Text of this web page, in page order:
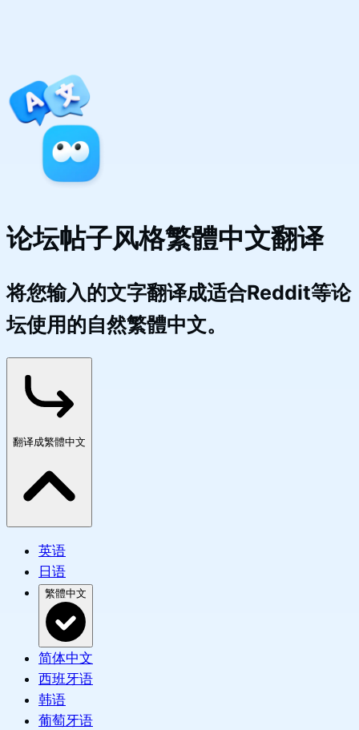
论坛帖子风格繁體中文翻译
将您输入的文字翻译成适合Reddit等论
坛使用的自然繁體中文。
翻译成繁體中文
英语
日语
繁體中文
简体中文
西班牙语
韩语
葡萄牙语